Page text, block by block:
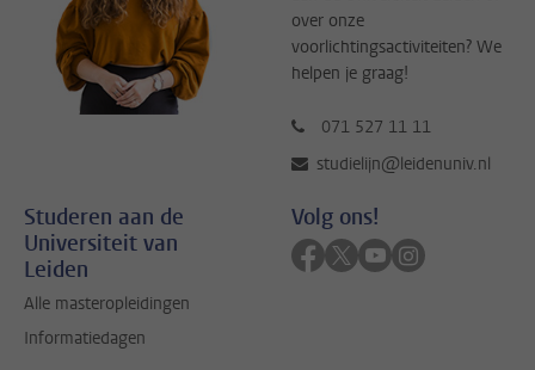
over onze
voorlichtingsactiviteiten? We
helpen je graag!
071 527 11 11
studielijn@leidenuniv.nl
Studeren aan de
Universiteit van
Leiden
Alle masteropleidingen
Informatiedagen
Volg ons!
Volg ons op facebook
Volg ons op twitter
Volg ons op
Volg ons op